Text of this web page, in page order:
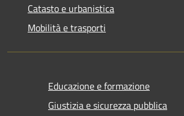
Catasto e urbanistica
Mobilità e trasporti
Educazione e formazione
Giustizia e sicurezza pubblica